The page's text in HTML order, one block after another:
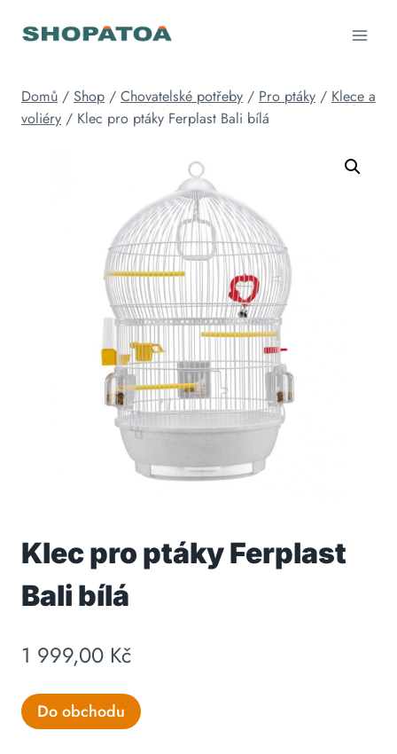
Domů / Shop / Chovatelské potřeby / Pro ptáky / Klece a
voliéry / Klec pro ptáky Ferplast Bali bílá
Klec pro ptáky Ferplast
Bali bílá
1 999,00 Kč
Do obchodu